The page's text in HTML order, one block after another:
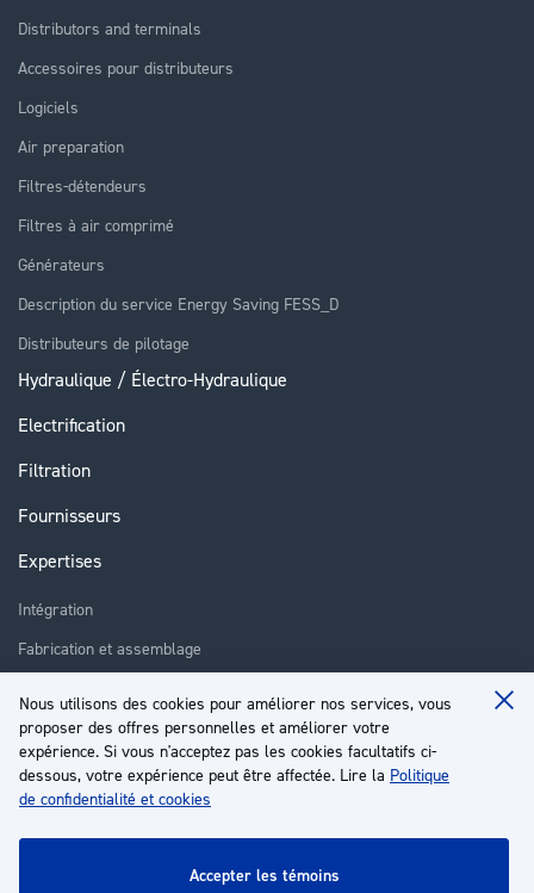
Nous utilisons des cookies pour améliorer nos services, vous
proposer des offres personnelles et améliorer votre
expérience. Si vous n'acceptez pas les cookies facultatifs ci-
dessous, votre expérience peut être affectée. Lire la Politique
de confidentialité et cookies
accepter les témoins
Distributors and terminals
Accessoires pour distributeurs
Logiciels
Air preparation
Filtres-détendeurs
Filtres à air comprimé
Générateurs
Description du service Energy Saving FESS_D
Distributeurs de pilotage
Hydraulique / Électro-Hydraulique
Electrification
Filtration
Fournisseurs
Expertises
Intégration
Fabrication et assemblage
Réparation
Formation
À propos
Service client